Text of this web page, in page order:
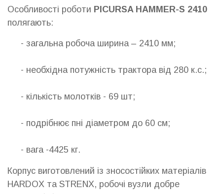
Особливості роботи PICURSA HAMMER-S 2410
полягають:
- загальна робоча ширина – 2410 мм;
- необхідна потужність трактора від 280 к.с.;
- кількість молотків - 69 шт;
- подрібнює пні діаметром до 60 см;
- вага -4425 кг.
Корпус виготовлений із зносостійких матеріалів
HARDOX та STRENX, робочі вузли добре